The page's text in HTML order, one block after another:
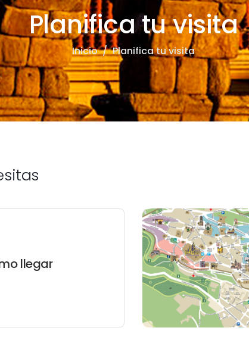
Planifica tu visita
Inicio/ Planifica tu visita
llegar